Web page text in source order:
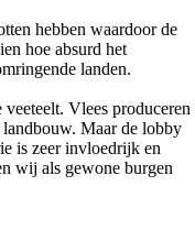
hebben waardoor de
hoe absurd het
landen.
Vlees produceren
Maar de lobby
is zeer invloedrijk en
wij als gewone burgen